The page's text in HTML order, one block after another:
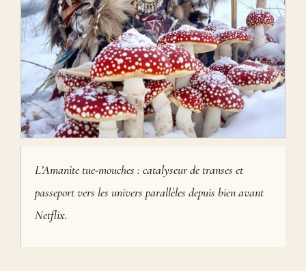
L’Amanite tue-mouches : catalyseur de transes et
passeport vers les univers parallèles depuis bien avant
Netflix.